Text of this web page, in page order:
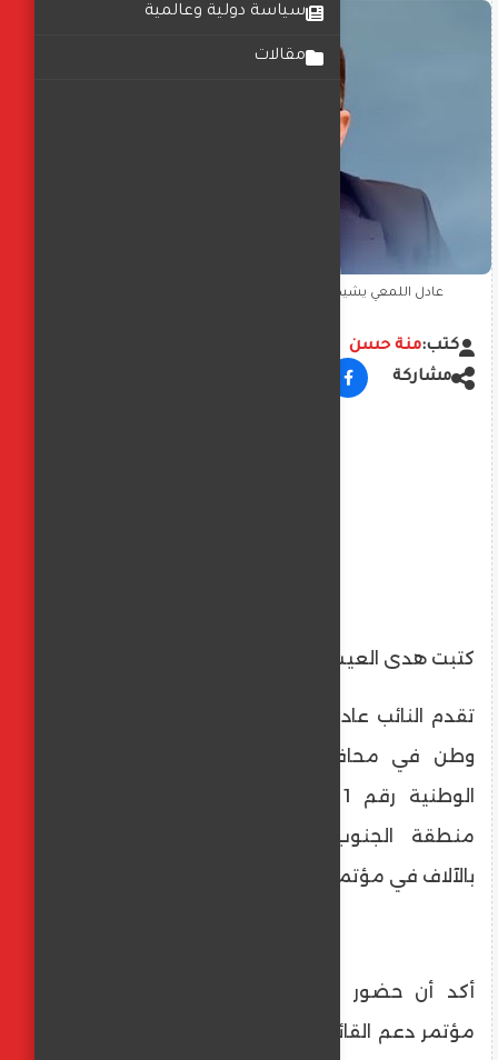
سياسة دولية وعالمية
مقالات
عادل اللمعي يشيد بدعم أهالي بورسعيد للقائمة الوطنية
كتب:منة حسن
مشاركة
كتبت هدى العيسوى
تقدم النائب عادل اللمعي أمين حزب مستقبل
وطن في محافظ بورسعيد ومرشح القائمة
الوطنية رقم 1 إلى أهالي بورسعيد وخاصة
منطقة الجنوب بالشكر مشيداً لحضورهم
بالآلاف في مؤتمر القائمة الوطنية
أكد أن حضور أهالي بورسعيد المشرف في
مؤتمر دعم القائمة الوطنية ودعمهم للقائمة